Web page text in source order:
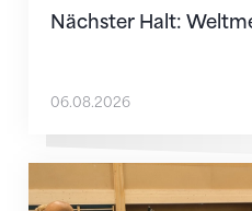
Nächster Halt:
06.08.2026
Mit klaren Zielen nach